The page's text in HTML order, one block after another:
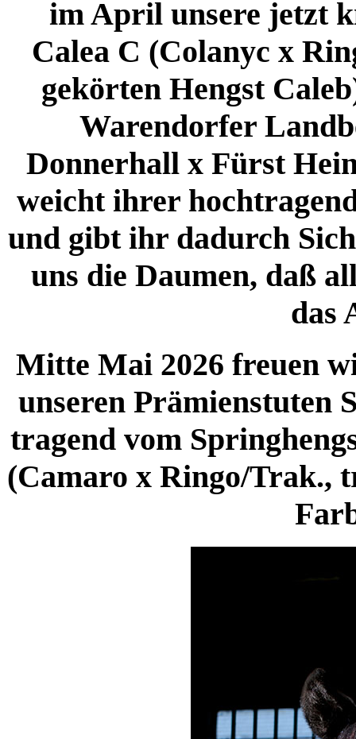
im April unsere jetzt
Calea C (Colanyc x
gekörten Hengst
Warendorfer
Donnerhall x Fürst
weicht ihrer
und gibt ihr dadurch
uns die Daumen, daß
das
Mitte Mai 2026 freuen
unseren Prämienstuten
tragend vom
(Camaro x Ringo/Trak.,